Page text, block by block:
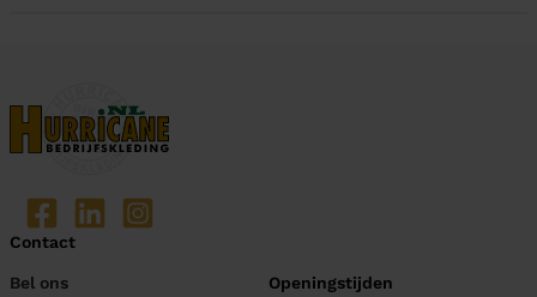
Contact
Bel ons
Openingstijden